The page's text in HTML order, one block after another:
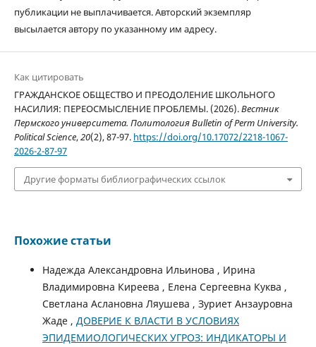
публикации не выплачивается. Авторский экземпляр
высылается автору по указанному им адресу.
Как цитировать
ГРАЖДАНСКОЕ ОБЩЕСТВО И ПРЕОДОЛЕНИЕ ШКОЛЬНОГО
НАСИЛИЯ: ПЕРЕОСМЫСЛЕНИЕ ПРОБЛЕМЫ. (2026).Вестник
Пермского университета. Политология Bulletin of Perm University.
Political Science,20(2), 87-97. https://doi.org/10.17072/2218-1067-
2026-2-87-97
Другие форматы библиографических ссылок
Похожие статьи
Надежда Александровна Ильинова , Ирина
Владимировна Киреева , Елена Сергеевна Куква ,
Светлана Аслановна Ляушева , Зуриет Анзауровна
Жаде , ДОВЕРИЕ К ВЛАСТИ В УСЛОВИЯХ
ЭПИДЕМИОЛОГИЧЕСКИХ УГРОЗ: ИНДИКАТОРЫ И